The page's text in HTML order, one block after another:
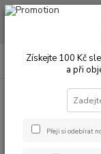
CHCETE NAKOUPIT
+420 773 794 023
Pondělí-pátek 9-16 hodin
Získejte 100 Kč
a při
Přeji si odebírat